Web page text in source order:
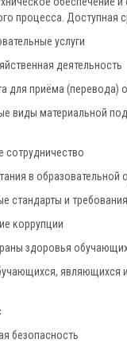
процесса. Доступная
услуги
деятельность
для приёма (перевода)
виды материальной
сотрудничество
в образовательной
стандарты и требования
коррупции
здоровья
являющихся
безопасность